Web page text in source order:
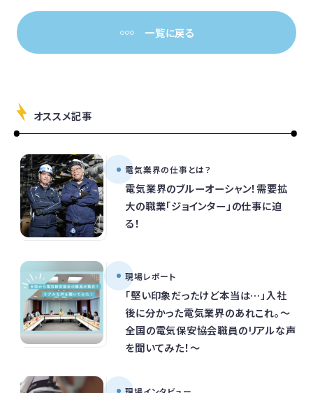
一覧に戻る
オススメ記事
電気業界の仕事とは？
電気業界のブルーオーシャン！需要拡
大の職業「ジョインター」の仕事に迫
る！
現場レポート
「堅い印象だったけど本当は…」入社
後に分かった電気業界のあれこれ。～
全国の電気保安協会職員のリアルな声
を聞いてみた！～